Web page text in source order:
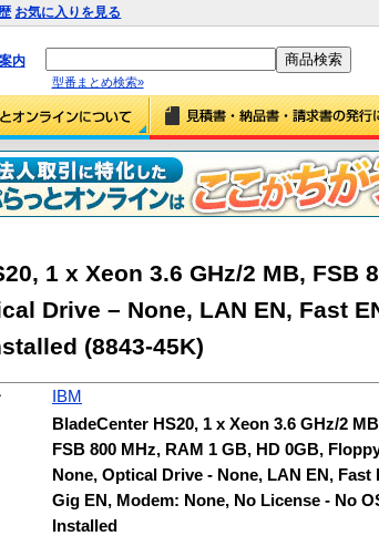
お気に入りを見る
内
型番まとめ検索»
1 x Xeon 3.6 GHz/2 MB, FSB
Drive – None, LAN EN, Fast
(8843-45K)
IBM
BladeCenter HS20, 1 x Xeon 3.6 GHz/2
FSB 800 MHz, RAM 1 GB, HD 0GB,
None, Optical Drive - None, LAN EN, Fast
Gig EN, Modem: None, No License - No
Installed